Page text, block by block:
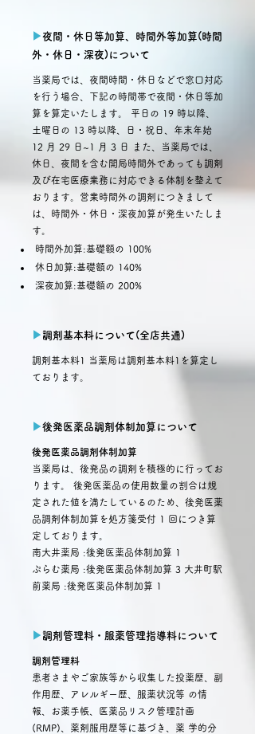
▶︎夜間・休日等加算、時間外等加算(時間
外・休日・深夜)について
当薬局では、夜間時間・休日などで窓口対応
を行う場合、下記の時間帯で夜間・休日等加
算を算定いたします。 平日の 19 時以降、
土曜日の 13 時以降、日・祝日、年末年始
12 月 29 日~1 月 3 日 また、当薬局では、
休日、夜間を含む開局時間外であっても調剤
及び在宅医療業務に対応できる体制を整えて
おります。営業時間外の調剤につきまして
は、時間外・休日・深夜加算が発生いたしま
す。
時間外加算:基礎額の 100%
休日加算:基礎額の 140%
深夜加算:基礎額の 200%
▶︎調剤基本料について(全店共通)
調剤基本料1 当薬局は調剤基本料1を算定し
ております。
▶︎後発医薬品調剤体制加算について
後発医薬品調剤体制加算
当薬局は、後発品の調剤を積極的に行ってお
ります。 後発医薬品の使用数量の割合は規
定された値を満たしているのため、後発医薬
品調剤体制加算を処方箋受付 1 回につき算
定しております。
南大井薬局 :後発医薬品体制加算 1
ぷらむ薬局 :後発医薬品体制加算 3 大井町駅
前薬局 :後発医薬品体制加算 1
▶︎調剤管理料・服薬管理指導料について
調剤管理料
患者さまやご家族等から収集した投薬歴、副
作用歴、アレルギー歴、服薬状況等 の情
報、お薬手帳、医薬品リスク管理計画
(RMP)、薬剤服用歴等に基づき、薬 学的分